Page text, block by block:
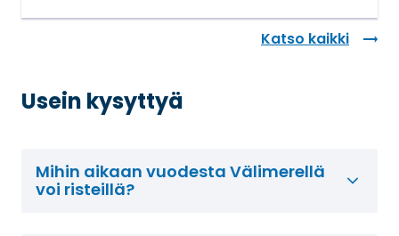
Katso kaikki
Usein kysyttyä
Mihin aikaan vuodesta Välimerellä
voi risteillä?